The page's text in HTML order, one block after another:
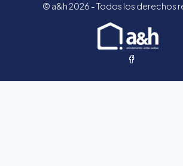
© a&h 2026 - Todos los derechos